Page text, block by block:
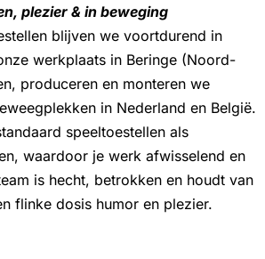
plezier & in beweging
blijven we voortdurend in
werkplaats in Beringe (Noord-
produceren en monteren we
in Nederland en België.
speeltoestellen als
waardoor je werk afwisselend en
is hecht, betrokken en houdt van
flinke dosis humor en plezier.